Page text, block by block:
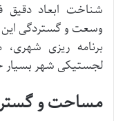
شناخت ابعاد دقیق
وسعت و گستردگی این
برنامه ریزی
لجستیکی شهر بسیار
مساحت و